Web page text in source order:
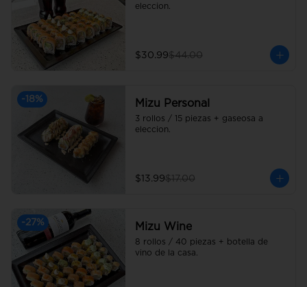
eleccion.
$30.99$44.00
-18% Mizu Personal
3 rollos / 15 piezas + gaseosa a
eleccion.
$13.99$17.00
-27% Mizu Wine
8 rollos / 40 piezas + botella de
vino de la casa.